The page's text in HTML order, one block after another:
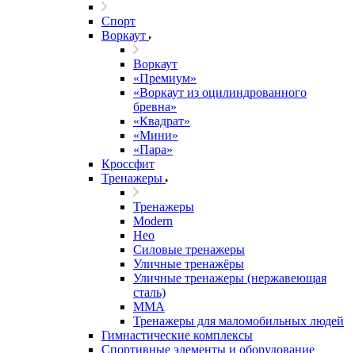
Спорт
Воркаут
Воркаут
«Премиум»
«Воркаут из оцилиндрованного
бревна»
«Квадрат»
«Мини»
«Пара»
Кроссфит
Тренажеры
Тренажеры
Modern
Нео
Силовые тренажеры
Уличные тренажёры
Уличные тренажеры (нержавеющая
сталь)
ММА
Тренажеры для маломобильных людей
Гимнастические комплексы
Спортивные элементы и оборудование